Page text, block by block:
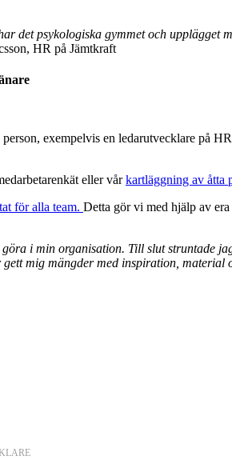
det psykologiska gymmet och upplägget
HR på Jämtkraft
exempelvis en ledarutvecklare på
eller vårkartläggning av åtta
för alla team. Detta gör vi med hjälp av
i min organisation. Till slut struntade
mig mängder med inspiration,